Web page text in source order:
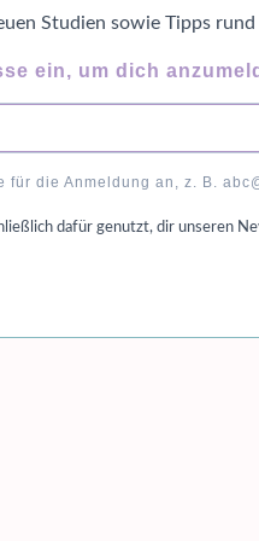
Studien sowie Tipps
ein, um dich
die Anmeldung an, z. B.
dafür genutzt, dir unseren